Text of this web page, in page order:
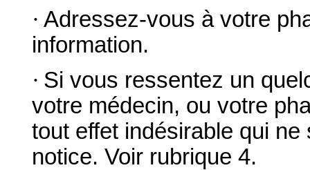
· Adressez-vous à votre
information.
· Si vous ressentez un
votre médecin, ou votre
tout effet indésirable qui
notice. Voir rubrique 4.